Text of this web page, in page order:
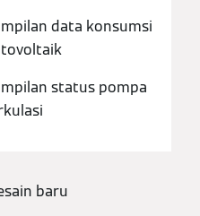
data konsumsi
status pompa
baru